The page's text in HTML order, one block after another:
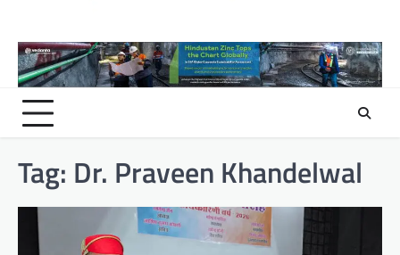
Tag: Dr. Praveen Khandelwal